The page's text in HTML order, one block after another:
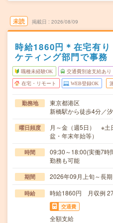
未読 掲載日 2026/08/09
時給1860円＊在宅有
ケティング部門で事務
職種未経験OK 交通費別途支給あり
在宅・リモート WEB登録OK
勤務地
東京都港区
新橋駅から徒歩4分／
曜日頻度
月～金（週5日） ※土
盆・年末年始等）
時間
09:30～18:00(実働7
勤務も可能
期間 2026年09月上旬～長
時給 時給1860円 月収例
交通費
全額支給